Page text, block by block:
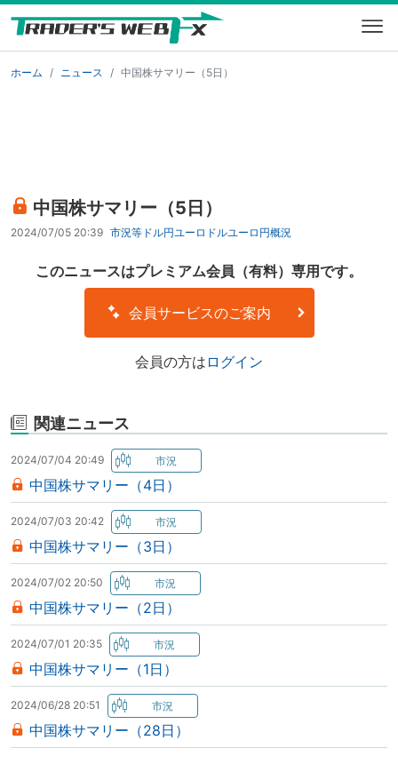
ホーム ニュース 中国株サマリー（5日）
中国株サマリー（5日）
2024/07/05 20:39 市況等 ドル円ユーロドルユーロ円概況
このニュースはプレミアム会員（有料）専用です。
会員サービスのご案内
会員の方は ログイン
関連ニュース
2024/07/04 20:49
中国株サマリー（4日）
2024/07/03 20:42
中国株サマリー（3日）
2024/07/02 20:50
中国株サマリー（2日）
2024/07/01 20:35
中国株サマリー（1日）
2024/06/28 20:51
中国株サマリー（28日）